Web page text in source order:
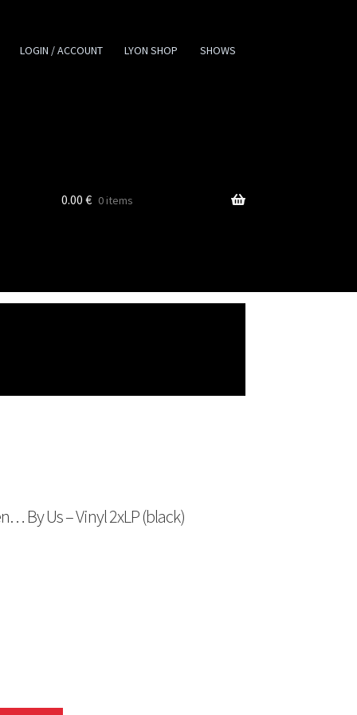
LOGIN / ACCOUNT LYON SHOP SHOWS
0.00 € 0 items
By Us – Vinyl 2xLP (black)